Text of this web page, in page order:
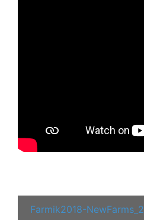
Farmik2018-NewFarms_2